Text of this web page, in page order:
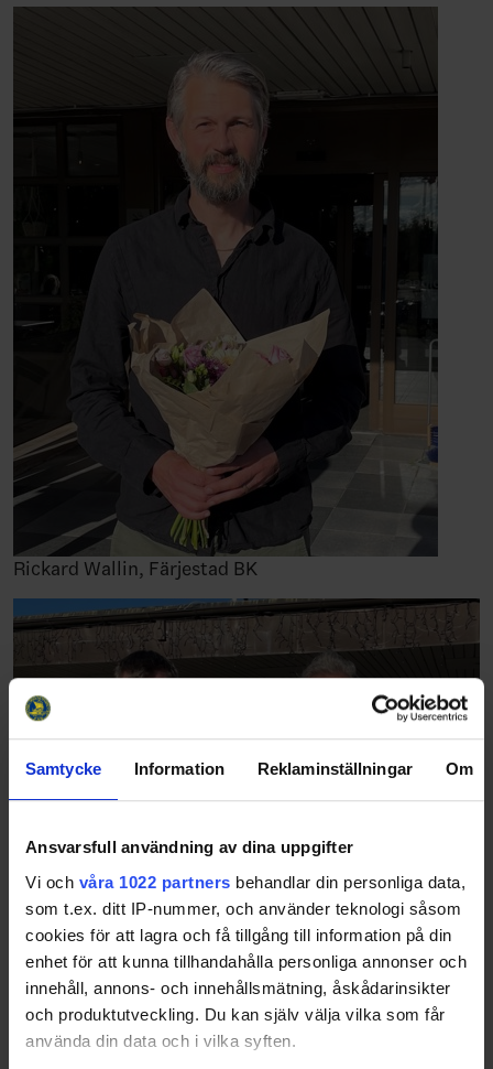
Samtycke Information Reklaminställningar Om
Ansvarsfull användning av dina uppgifter
Vi och våra 1022 partners behandlar din personliga data,
som t.ex. ditt IP-nummer, och använder teknologi såsom
cookies för att lagra och få tillgång till information på din
enhet för att kunna tillhandahålla personliga annonser och
innehåll, annons- och innehållsmätning, åskådarinsikter
och produktutveckling. Du kan själv välja vilka som får
använda din data och i vilka syften.
Rickard Wallin, Färjestad BK
Fr v: Henrik Löfsäter (Regionförbundet Ishockey Väst)
och Lars Nilsson (Svenska Ishockeyförbundet)